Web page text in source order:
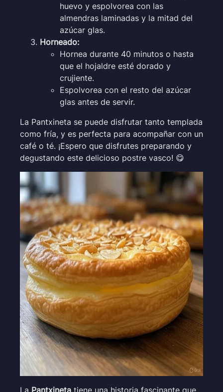
huevo y espolvorea con las
almendras laminadas y la mitad del
azúcar glas.
Horneado:
Hornea durante 40 minutos o hasta
que el hojaldre esté dorado y
crujiente.
Espolvorea con el resto del azúcar
glas antes de servir.
La Pantxineta se puede disfrutar tanto templada
como fría, y es perfecta para acompañar con un
café o té. ¡Espero que disfrutes preparando y
degustando este delicioso postre vasco! 😋
La Pantxineta tiene una historia fascinante que